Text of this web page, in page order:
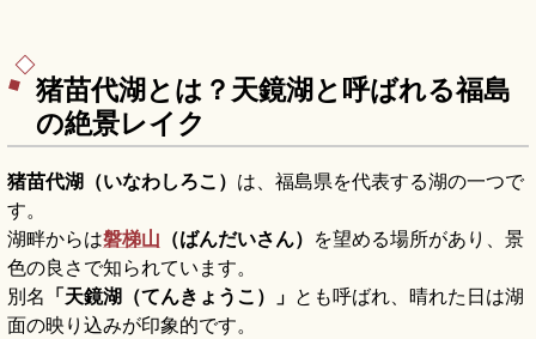
猪苗代湖とは？天鏡湖と呼ばれる福島
の絶景レイク
猪苗代湖（いなわしろこ） は、福島県を代表する湖の一つで
す。
湖畔からは磐梯山 （ばんだいさん） を望める場所があり、景
色の良さで知られています。
別名 「天鏡湖（てんきょうこ）」 とも呼ばれ、晴れた日は湖
面の映り込みが印象的です。